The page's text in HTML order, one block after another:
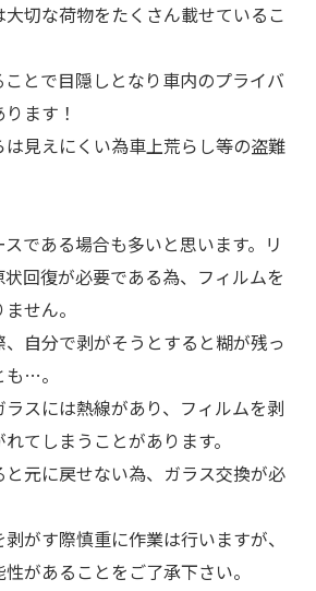
切な荷物をたくさん載せているこ
とで目隠しとなり車内のプライバ
ます！
は見えにくい為車上荒らし等の盗難
である場合も多いと思います。リ
回復が必要である為、フィルムを
せん。
自分で剥がそうとすると糊が残っ
…。
スには熱線があり、フィルムを剥
てしまうことがあります。
元に戻せない為、ガラス交換が必
がす際慎重に作業は行いますが、
があることをご了承下さい。